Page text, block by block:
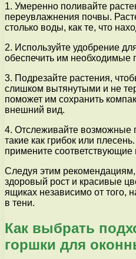
1. Умеренно поливайте
переувлажнения почвы.
столько воды, как те, что
2. Используйте удобрение
обеспечить им необходимые
3. Подрезайте растения,
слишком вытянутыми и не
поможет им сохранить
внешний вид.
4. Отслеживайте возможные
такие как грибок или
примените
Следуя этим
здоровый рост и красивые
ящиках независимо от того,
в тени.
Как выбрать
горшки для